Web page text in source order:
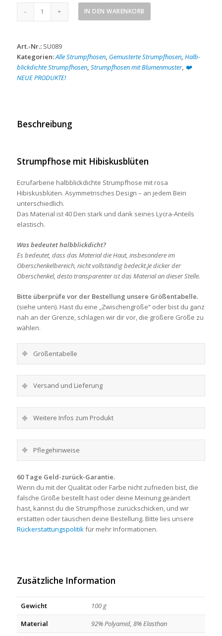
Strumpfhose
IN DEN WARENKORB
Art.-Nr.: SU089
Kategorien:Alle Strumpfhosen, Gemusterte Strumpfhosen, Halb-
blickdichte Strumpfhosen, Strumpfhosen mit Blumenmuster, ❤️
NEUE PRODUKTE!
Beschreibung
Strumpfhose mit Hibiskusblüten
Ecrufarbene halbblickdichte Strumpfhose mit rosa
Hibiskusblüten. Asymmetrisches Design – an jedem Bein
unterschiedlich.
Das Material ist 40 Den stark und dank seines Lycra-Anteils
elastisch.
Was bedeutet halbblickdicht?
Es bedeutet, dass das Material die Haut, insbesondere im
Oberschenkelbereich, nicht vollständig bedeckt.Je dicker der
Oberschenkel, desto transparenter ist das Material an dieser Stelle.
Bitte überprüfe vor der Bestellung unsere Größentabelle.
(siehe unten). Hast du eine „Zwischengröße“ oder bist du ganz
nah an der Grenze, schlagen wir dir vor, die größere Größe zu
wählen.
Größentabelle
Versand und Lieferung
Weitere Infos zum Produkt
Pflegehinweise
60 Tage Geld-zurück-Garantie.
Wenn du mit der Qualität oder Farbe nicht zufrieden bist, die
falsche Größe bestellt hast oder deine Meinung geändert
hast, kannst du die Strumpfhose zurückschicken, und wir
erstatten oder tauschen deine Bestellung. Bitte lies unsere
Rückerstattungspolitikfür mehr Informationen.
Zusätzliche Information
Gewicht
100 g
Material
92% Polyamid, 8% Elasthan